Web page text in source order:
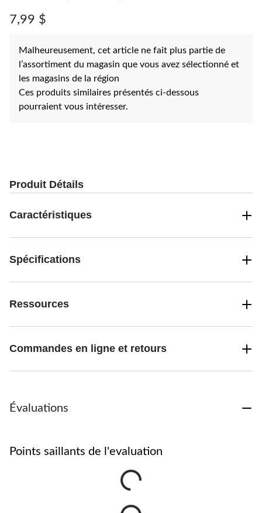
7,99 $
Malheureusement, cet article ne fait plus partie de
l’assortiment du magasin que vous avez sélectionné et
les magasins de la région
Ces produits similaires présentés ci-dessous
pourraient vous intéresser.
Produit Détails
Caractéristiques
Spécifications
Ressources
Commandes en ligne et retours
Évaluations
Points saillants de l'evaluation